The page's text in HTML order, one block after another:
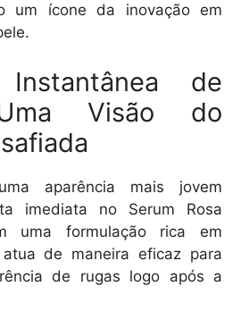
um ícone da inovação em
Instantânea de
Visão do
aparência mais jovem
imediata no Serum Rosa
uma formulação rica em
de maneira eficaz para
de rugas logo após a